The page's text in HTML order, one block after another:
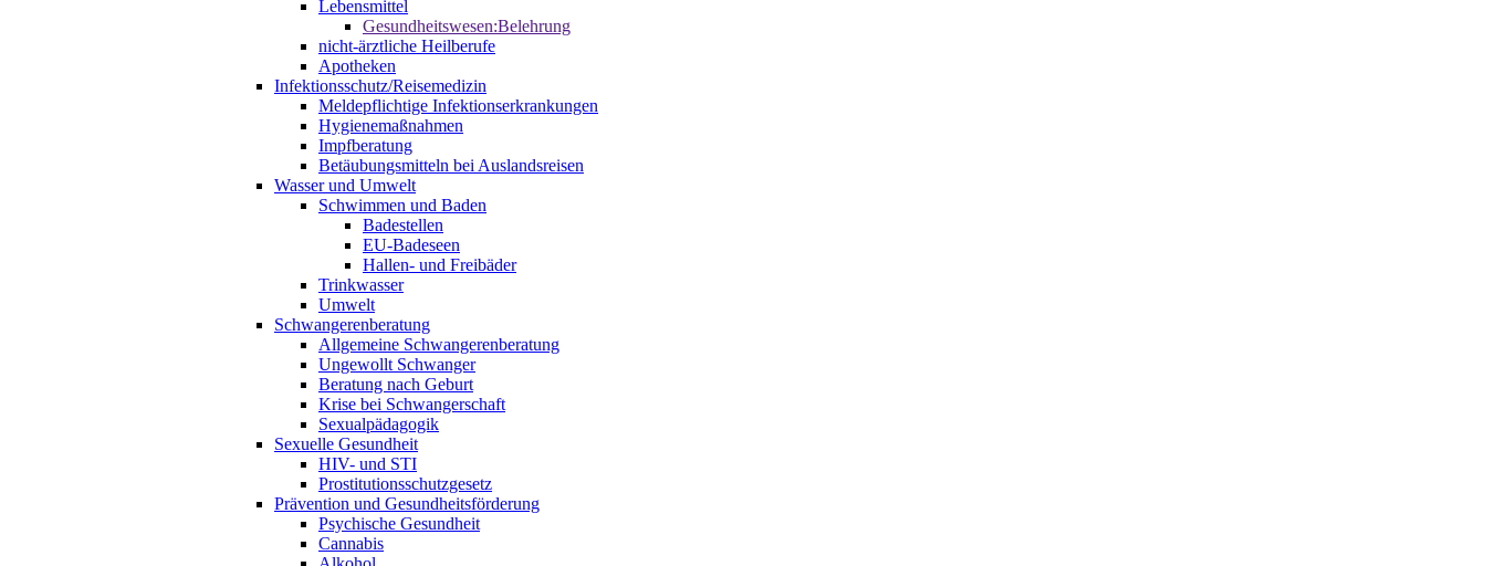
Lebensmittel
Gesundheitswesen:Belehrung
nicht-ärztliche Heilberufe
Apotheken
Infektionsschutz/Reisemedizin
Meldepflichtige Infektionserkrankungen
Hygienemaßnahmen
Impfberatung
Betäubungsmitteln bei Auslandsreisen
Wasser und Umwelt
Schwimmen und Baden
Badestellen
EU-Badeseen
Hallen- und Freibäder
Trinkwasser
Umwelt
Schwangerenberatung
Allgemeine Schwangerenberatung
Ungewollt Schwanger
Beratung nach Geburt
Krise bei Schwangerschaft
Sexualpädagogik
Sexuelle Gesundheit
HIV- und STI
Prostitutionsschutzgesetz
Prävention und Gesundheitsförderung
Psychische Gesundheit
Cannabis